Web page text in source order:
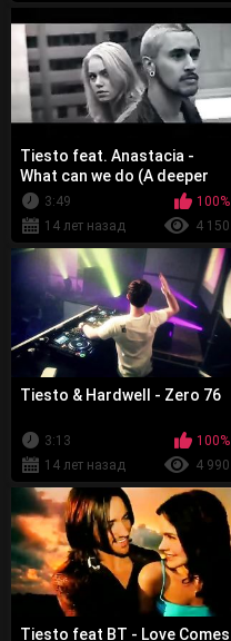
Tiesto feat. Anastacia -
What can we do (A deeper
love)3:49
100%
14 лет назад
4 150
Tiesto & Hardwell - Zero 76
3:13
100%
14 лет назад
4 990
Tiesto feat BT - Love Comes